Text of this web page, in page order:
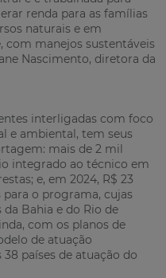
renda para as famílias
naturais e em
manejos sustentáveis
Nascimento, diretora da
interligadas com foco
e ambiental, tem seus
mais de 2 mil
integrado ao técnico em
e, em 2024, R$ 23
o programa, cujas
Bahia e do Rio de
com os planos de
de atuação
países de atuação do